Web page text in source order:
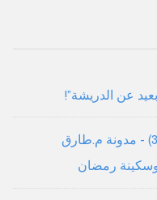
عن الدريشة”!
أنا لم أنساكم: إحياء جائزة المحبوب (35) - مدونة م.طارق
رمضان